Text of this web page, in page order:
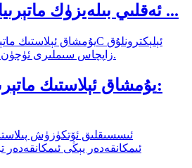
ئەقلىي بىلەيزۈك ماتېرىيال تاللاش رېۋ ...